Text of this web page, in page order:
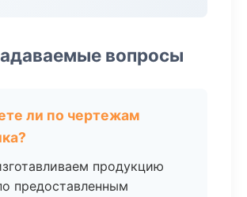
вопросы
ли по чертежам
продукцию
предоставленным